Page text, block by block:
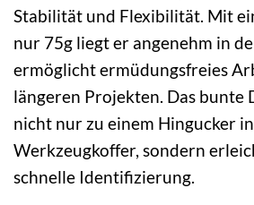
Stabilität und Flexibilität. Mit
nur 75g liegt er angenehm in
ermöglicht ermüdungsfreies
längeren Projekten. Das bunte
nicht nur zu einem Hingucker
Werkzeugkoffer, sondern
schnelle Identifizierung.